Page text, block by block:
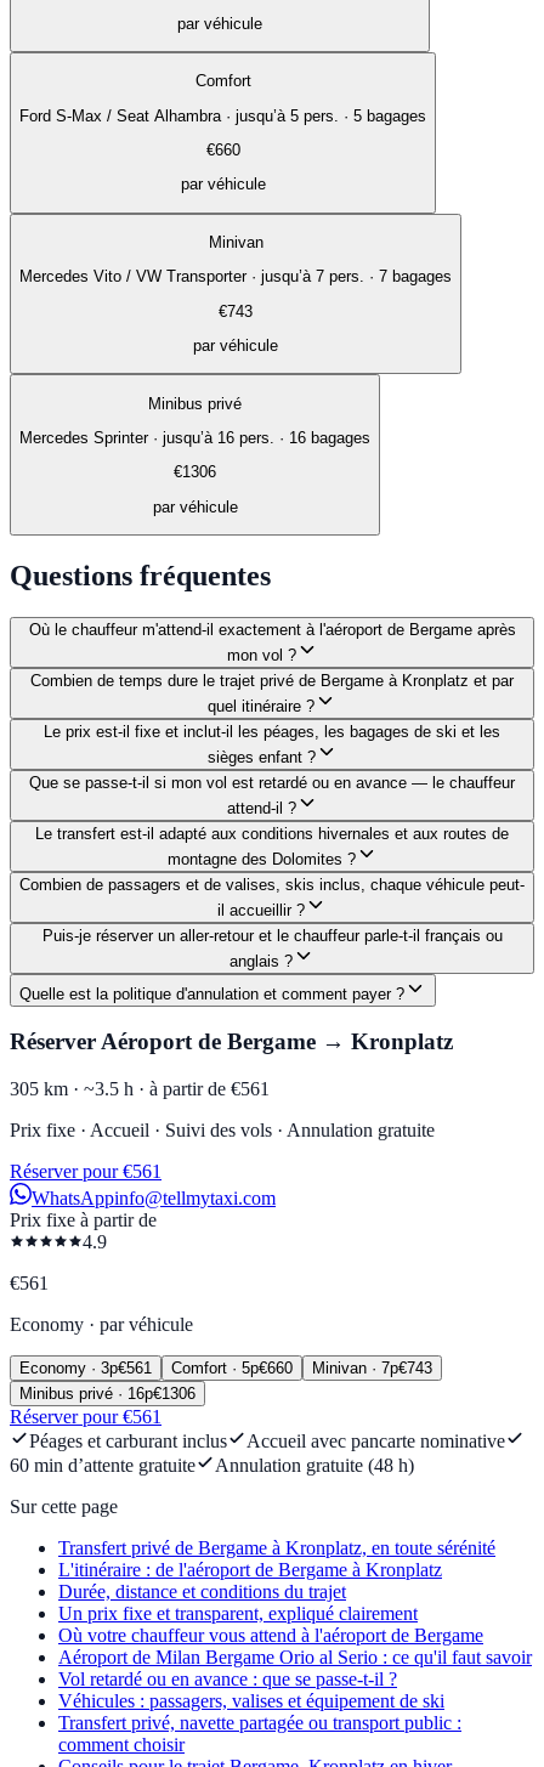
par véhicule
Comfort
Ford S-Max / Seat Alhambra · jusqu’à 5 pers. · 5 bagages
€660
par véhicule
Minivan
Mercedes Vito / VW Transporter· jusqu’à 7 pers. · 7 bagages
€743
par véhicule
Minibus privé
Mercedes Sprinter· jusqu’à 16 pers. · 16 bagages
€1306
par véhicule
Questions fréquentes
Où le chauffeur m'attend-il exactement à l'aéroport de Bergame après
mon vol ?
Combien de temps dure le trajet privé de Bergame à Kronplatz et par
quel itinéraire ?
Le prix est-il fixe et inclut-il les péages, les bagages de ski et les
sièges enfant ?
Que se passe-t-il si mon vol est retardé ou en avance — le chauffeur
attend-il ?
Le transfert est-il adapté aux conditions hivernales et aux routes de
montagne des Dolomites ?
Combien de passagers et de valises, skis inclus, chaque véhicule peut-
il accueillir ?
Puis-je réserver un aller-retour et le chauffeur parle-t-il français ou
anglais ?
Quelle est la politique d'annulation et comment payer ?
Réserver Aéroport de Bergame → Kronplatz
305 km · ~3.5 h · à partir de €561
Prix fixe · Accueil · Suivi des vols · Annulation gratuite
Réserver pour €561
WhatsAppinfo@tellmytaxi.com
Prix fixe à partir de
4.9
€561
Economy · par véhicule
Economy · 3p€561 Comfort · 5p€660 Minivan · 7p€743
Minibus privé · 16p€1306
Réserver pour €561
Péages et carburant inclus
Accueil avec pancarte nominative
60 min d’attente gratuite
Annulation gratuite (48 h)
Sur cette page
Transfert privé de Bergame à Kronplatz, en toute sérénité
L'itinéraire : de l'aéroport de Bergame à Kronplatz
Durée, distance et conditions du trajet
Un prix fixe et transparent, expliqué clairement
Où votre chauffeur vous attend à l'aéroport de Bergame
Aéroport de Milan Bergame Orio al Serio : ce qu'il faut savoir
Vol retardé ou en avance : que se passe-t-il ?
Véhicules : passagers, valises et équipement de ski
Transfert privé, navette partagée ou transport public :
comment choisir